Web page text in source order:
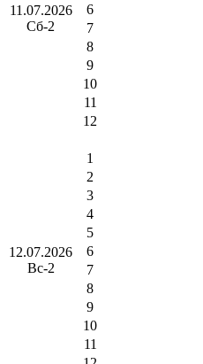
11.07.2026
Сб-2
6
7
8
9
10
11
12
12.07.2026
Вс-2
1
2
3
4
5
6
7
8
9
10
11